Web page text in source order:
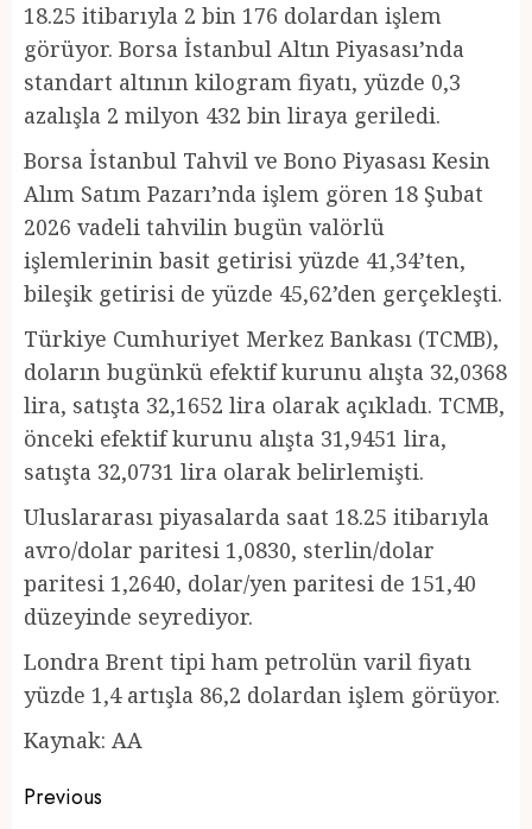
18.25 itibarıyla 2 bin 176 dolardan işlem
görüyor. Borsa İstanbul Altın Piyasası’nda
standart altının kilogram fiyatı, yüzde 0,3
azalışla 2 milyon 432 bin liraya geriledi.
Borsa İstanbul Tahvil ve Bono Piyasası Kesin
Alım Satım Pazarı’nda işlem gören 18 Şubat
2026 vadeli tahvilin bugün valörlü
işlemlerinin basit getirisi yüzde 41,34’ten,
bileşik getirisi de yüzde 45,62’den gerçekleşti.
Türkiye Cumhuriyet Merkez Bankası (TCMB),
doların bugünkü efektif kurunu alışta 32,0368
lira, satışta 32,1652 lira olarak açıkladı. TCMB,
önceki efektif kurunu alışta 31,9451 lira,
satışta 32,0731 lira olarak belirlemişti.
Uluslararası piyasalarda saat 18.25 itibarıyla
avro/dolar paritesi 1,0830, sterlin/dolar
paritesi 1,2640, dolar/yen paritesi de 151,40
düzeyinde seyrediyor.
Londra Brent tipi ham petrolün varil fiyatı
yüzde 1,4 artışla 86,2 dolardan işlem görüyor.
Kaynak: AA
Post
Previous